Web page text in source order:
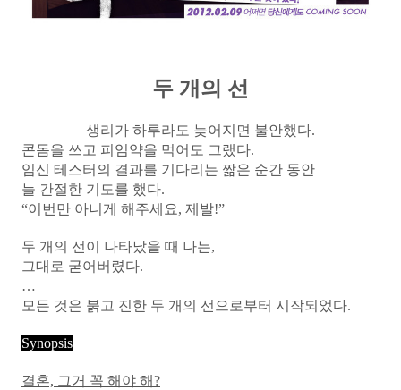
두 개의 선
생리가 하루라도 늦어지면 불안했다.
콘돔을 쓰고 피임약을 먹어도 그랬다.
임신 테스터의 결과를 기다리는 짦은 순간 동안
늘 간절한 기도를 했다.
“이번만 아니게 해주세요, 제발!”
두 개의 선이 나타났을 때 나는,
그대로 굳어버렸다.
…
모든 것은 붉고 진한 두 개의 선으로부터 시작되었다.
Synopsis
결혼, 그거 꼭 해야 해?